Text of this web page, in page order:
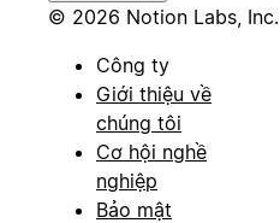
© 2026 Notion Labs, Inc.
Công ty
Giới thiệu về
chúng tôi
Cơ hội nghề
nghiệp
Bảo mật